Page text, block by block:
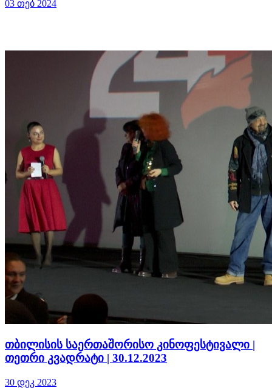
03 თებ 2024
თბილისის საერთაშორისო კინოფესტივალი |
თეთრი კვადრატი | 30.12.2023
30 დეკ 2023